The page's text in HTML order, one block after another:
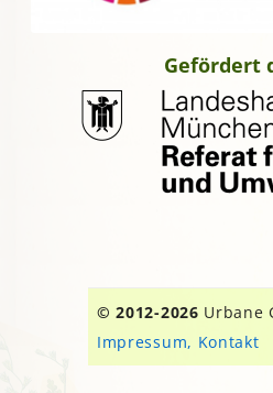
Gefördert
© 2012-2026 Urbane
Impressum, Kontakt